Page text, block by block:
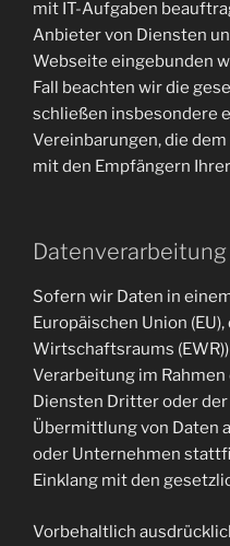
mit IT-Aufgaben
Anbieter von Diensten
Webseite eingebunden
Fall beachten wir die
schließen insbesondere
Vereinbarungen, die
mit den Empfängern
Sofern wir Daten in
Europäischen Union
Wirtschaftsraums
Verarbeitung im
Diensten Dritter oder
Übermittlung von Daten
oder Unternehmen
Einklang mit den
Vorbehaltlich